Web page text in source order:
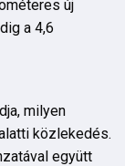
új
a 4,6
milyen
közlekedés.
együtt